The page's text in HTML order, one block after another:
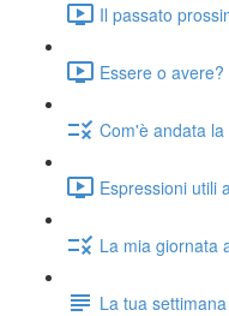
Il passato
Essere o
Com'è andata
Espressioni utili
La mia giornata
La tua